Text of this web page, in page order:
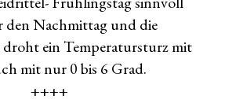
den Nachmittag und die
droht ein Temperatursturz mit
mit nur 0 bis 6 Grad.
++++